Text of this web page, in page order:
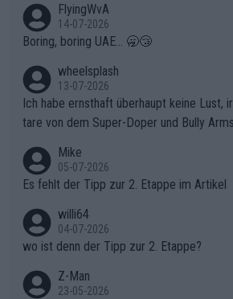
FlyingWvA
14-07-2026
Boring, boring UAE... 🥱😴
wheelsplash
13-07-2026
Ich habe ernsthaft überhaupt keine Lust,
tare von dem Super-Doper und Bully
r die gehört nicht in dieses Medium!
Mike
05-07-2026
Es fehlt der Tipp zur 2. Etappe im Artikel
willi64
04-07-2026
wo ist denn der Tipp zur 2. Etappe?
Z-Man
23-05-2026